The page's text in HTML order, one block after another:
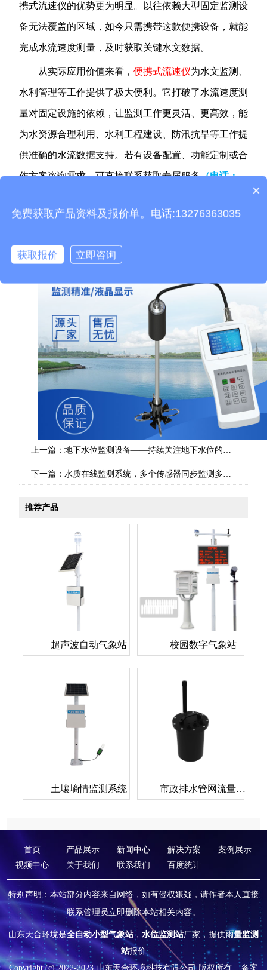
携式流速仪的优势更为明显。以往依赖大型固定监测设
备无法覆盖的区域，如今只需携带这款便携设备，就能
完成水流速度测量，及时获取关键水文数据。
从实际应用价值来看， 便携式流速仪为水文监测、
水利管理等工作提供了极大便利。它打破了水流速度测
量对固定设施的依赖，让监测工作更灵活、更高效，能
为水资源合理利用、水利工程建设、防汛抗旱等工作提
供准确的水流数据支持。 若有设备配置、功能定制或合
作方案咨询需求，可直接联系获取专属服务（电话：
上一篇： 地下水位监测设备——持续关注地下水位的高低变化
下一篇： 水质在线监测系统，多个传感器同步监测多项指标
推荐产品
超声波自动气象站 校园数字气象站
土壤墒情监测系统 市政排水管网流量监测系统
首页 产品展示 新闻中心 解决方案
案例展示
视频中心
关于我们 联系我们 百度统计
特别声明：本站部分内容来自网络，如有侵权嫌疑，请作者本人直接
联系管理员立即删除本站相关内容。
山东天合环境是全自动小型气象站， 水位监测站厂家，提供雨量监测
站报价
Copyright (c) 2022-2023 山东天合环境科技有限公司 版权所有备案
产品包含安装吗？
×
免费获取产品资料及报价单。电话:13276363035
获取报价 立即咨询